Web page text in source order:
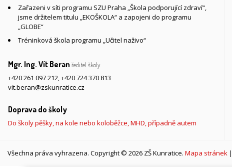
Zařazeni v síti programu SZU Praha „Škola podporující zdraví“,
jsme držitelem titulu „EKOŠKOLA“ a zapojeni do programu
„GLOBE“
Tréninková škola programu „Učitel naživo“
Mgr. Ing. Vít Beran ředitel školy
+420 261 097 212,+420 724 370 813
vit.beran@zskunratice.cz
Doprava do školy
Do školy pěšky, na kole nebo koloběžce, MHD, případně autem
Všechna práva vyhrazena. Copyright © 2026 ZŠ Kunratice. Mapa stránek |